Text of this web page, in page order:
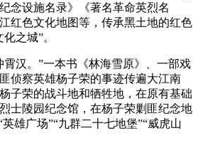
念设施名录》《著名革命英烈名
红色文化地图等，传承黑土地的红色
之城”。
汉。”一本书《林海雪原》、一部戏
侦察英雄杨子荣的事迹传遍大江南
子荣的战斗地和牺牲地，在原有基础
士陵园纪念馆，在杨子荣剿匪纪念地
雄广场”“九群二十七地堡”“威虎山